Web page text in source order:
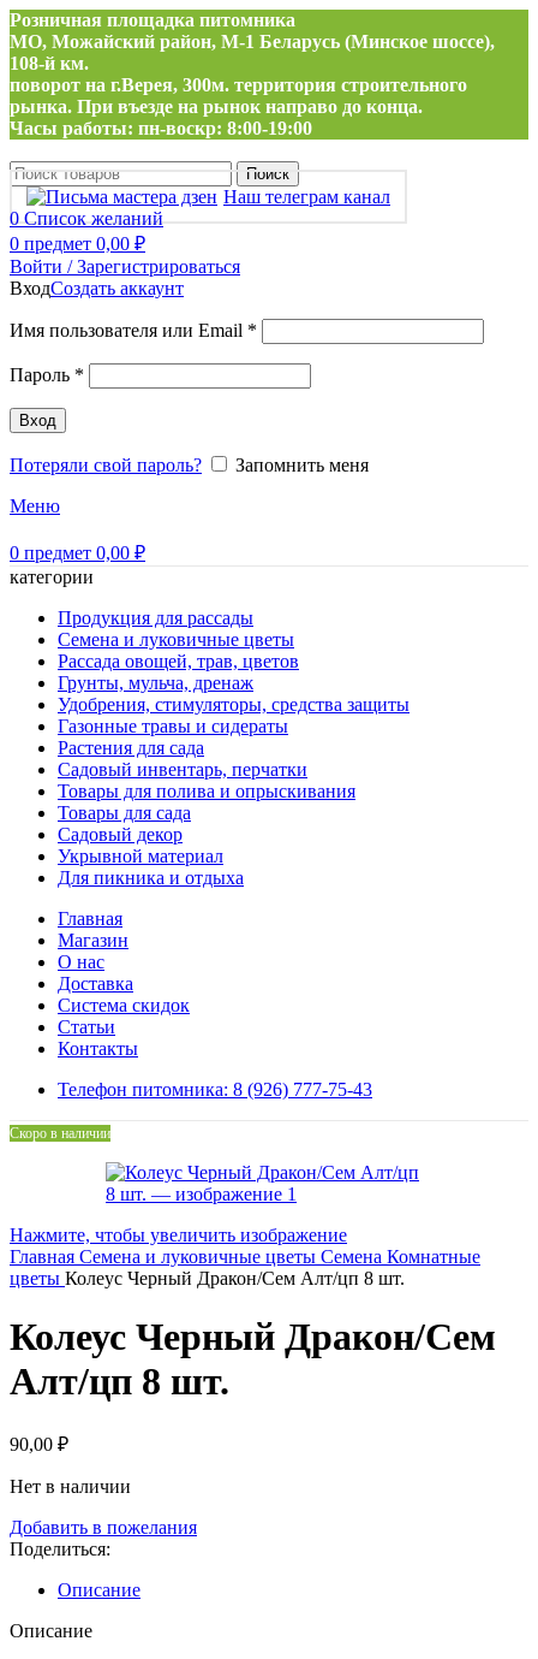
Розничная площадка питомника
МО, Можайский район, М-1 Беларусь (Минское шоссе),
108-й км.
поворот на г.Верея, 300м. территория строительного
рынка. При въезде на рынок направо до конца.
Часы работы: пн-воскр: 8:00-19:00
Поиск
Наш телеграм канал
0 Список желаний
0 предмет 0,00 ₽
Войти / Зарегистрироваться
ВходСоздать аккаунт
Имя пользователя или Email *
Пароль *
Вход
Потеряли свой пароль?
Запомнить меня
Меню
0 предмет 0,00 ₽
категории
Продукция для рассады
Семена и луковичные цветы
Рассада овощей, трав, цветов
Грунты, мульча, дренаж
Удобрения, стимуляторы, средства защиты
Газонные травы и сидераты
Растения для сада
Садовый инвентарь, перчатки
Товары для полива и опрыскивания
Товары для сада
Садовый декор
Укрывной материал
Для пикника и отдыха
Главная
Магазин
О нас
Доставка
Система скидок
Статьи
Контакты
Телефон питомника: 8 (926) 777-75-43
Скоро в наличии
Нажмите, чтобы увеличить изображение
Главная Семена и луковичные цветы Семена Комнатные
цветы Колеус Черный Дракон/Сем Алт/цп 8 шт.
Колеус Черный Дракон/Сем
Алт/цп 8 шт.
90,00 ₽
Нет в наличии
Добавить в пожелания
Поделиться:
Описание
Описание